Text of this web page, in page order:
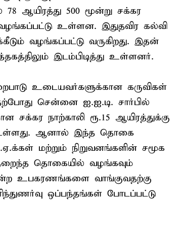
ஆயிரத்து 500 மூன்று சக்கர
உள்ளன. இதுதவிர கல்வி
வழங்கப்பட்டு வருகிறது. இதன்
இடம்பிடித்து உள்ளனர்.
உடையவர்களுக்கான கருவிகள்
தற்போது சென்னை ஐ.ஐ.டி. சார்பில்
சக்கர நாற்காலி ரூ.15 ஆயிரத்துக்கு
உள்ளது. ஆனால் இந்த தொகை
மற்றும் நிறுவனங்களின் சமூக
தொகையில் வழங்கவும்
உபகரணங்களை வாங்குவதற்கு
ஒப்பந்தங்கள் போடப்பட்டு